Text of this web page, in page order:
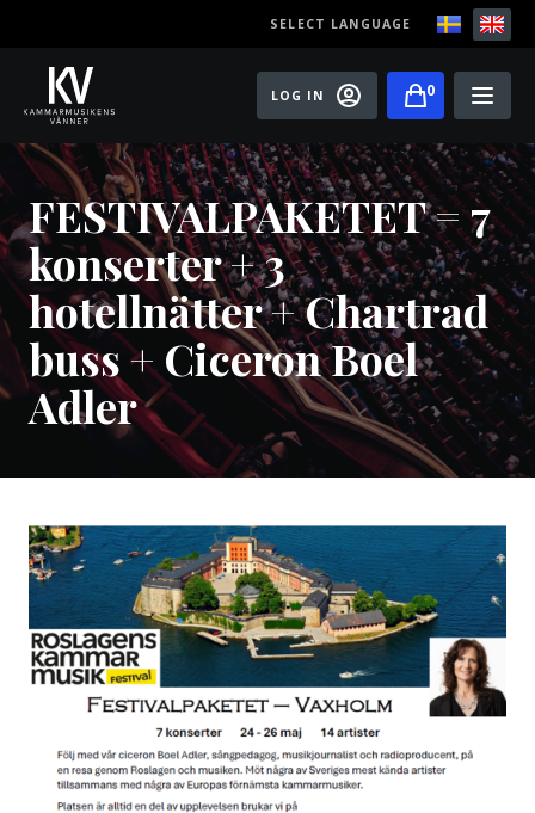
SELECT LANGUAGE
Events
Master classes
Old Ox Chamber Orchestra
Old Ox Piano Trio
Artists
About us
LOG IN 0
FESTIVALPAKETET = 7
konserter + 3
hotellnätter + Chartrad
buss + Ciceron Boel
Adler